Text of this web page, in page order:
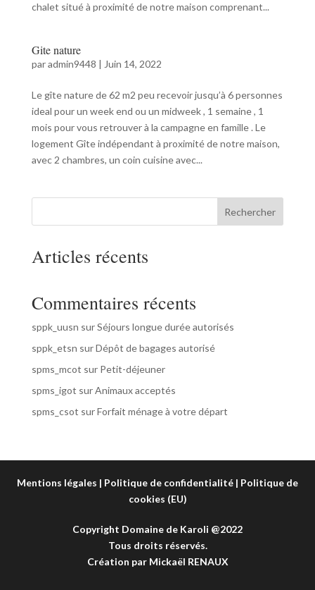
chalet situé à proximité de notre maison comprenant...
Gite nature
paradmin9448 | Juin 14, 2022
Le gîte nature de 62 m2 peu recevoir jusqu’à 6 personnes
ideal pour un week end ou un midweek , 1 semaine , 1
mois pour vous retrouver à la campagne en famille . Le
logement Gîte indépendant à proximité de notre maison,
avec 2 chambres, un coin cuisine avec...
Rechercher
Articles récents
Commentaires récents
sppk_uusn surSéjours longue durée autorisés
sppk_etsn surDépôt de bagages autorisé
spms_mcot sur Petit-déjeuner
spms_igot surAnimaux acceptés
spms_csot surForfait ménage à votre départ
Mentions légales | Politique de confidentialité | Politique de
cookies (EU)
Copyright Domaine de Karoli @2022
Tous droits réservés.
Création par Mickaël RENAUX